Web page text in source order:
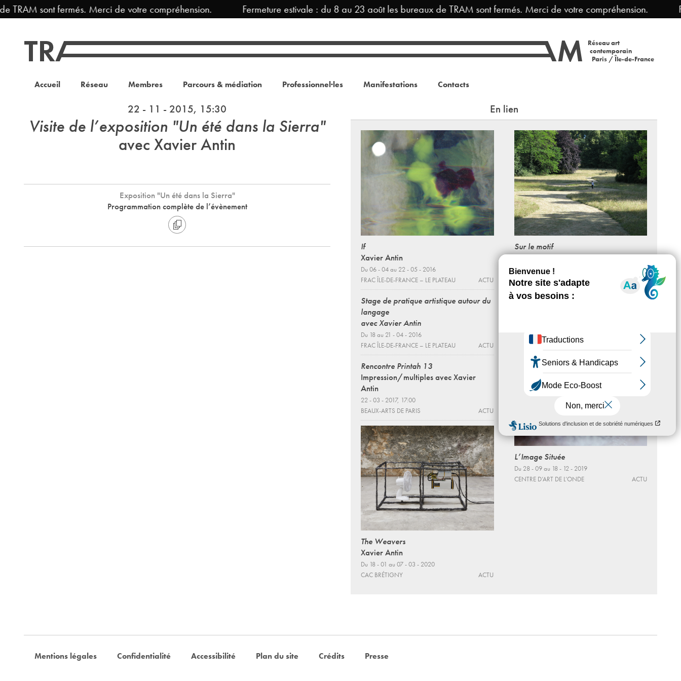
sont fermés. Merci de votre compréhension. Fermeture estivale : du 8 au 23 août les bureaux de TRAM sont fermés. Merci de votre compréhension.
Réseau art
contemporain
Paris / Île-de-France
Accueil Réseau Membres Parcours & médiation Professionnel·les Manifestations Contacts
22 - 11 - 2015, 15:30
Visite de l’exposition "Un été dans la Sierra"
avec Xavier Antin
Exposition "Un été dans la Sierra"
Programmation complète de l’évènement
En lien
If
Xavier Antin
Du 06 - 04 au 22 - 05 - 2016
FRAC ÎLE-DE-FRANCE – LE PLATEAU
ACTU
Stage de pratique artistique autour du
langage
avec Xavier Antin
Du 18 au 21 - 04 - 2016
FRAC ÎLE-DE-FRANCE – LE PLATEAU
ACTU
Rencontre Printah 13
Impression/multiples avec Xavier
Antin
22 - 03 - 2017, 17:00
BEAUX-ARTS DE PARIS
ACTU
The Weavers
Xavier Antin
Du 18 - 01 au 07 - 03 - 2020
CAC BRÉTIGNY
ACTU
Sur le motif
MABA
ACTU
Conversations de plateau :
Xavier Antin, Pierre-Olivier Arnaud et
L’Image Située
Du 28 - 09 au 18 - 12 - 2019
CENTRE D’ART DE L’ONDE
ACTU
Mentions légales Confidentialité Accessibilité Plan du site Crédits Presse